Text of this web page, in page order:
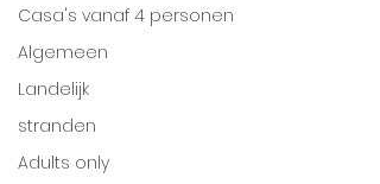
Casa's vanaf 4 personen
Algemeen
Landelijk
stranden
Adults only